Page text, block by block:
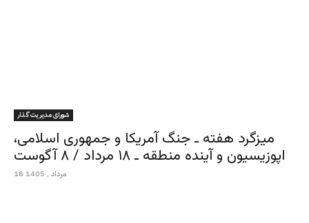
شورای مدیریت گذار
میزگرد هفته ـ جنگ آمریکا و جمهوری اسلامی،
اپوزیسیون و آینده منطقه ـ ۱۸ مرداد / ۸ آگوست
18 مرداد , 1405